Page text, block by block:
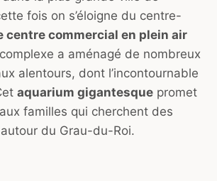
fois on s’éloigne du centre-
centre commercial en plein air
a aménagé de nombreux
alentours, dont l’incontournable
aquarium gigantesque promet
familles qui cherchent des
du Grau-du-Roi.